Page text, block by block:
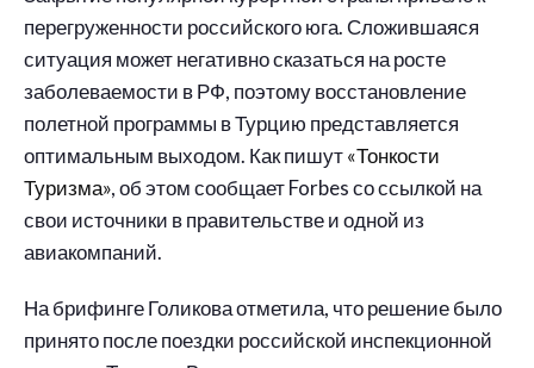
перегруженности российского юга. Сложившаяся
ситуация может негативно сказаться на росте
заболеваемости в РФ, поэтому восстановление
полетной программы в Турцию представляется
оптимальным выходом. Как пишут«Тонкости
Туризма», об этом сообщает Forbes со ссылкой на
свои источники в правительстве и одной из
авиакомпаний.
На брифинге Голикова отметила, что решение было
принято после поездки российской инспекционной